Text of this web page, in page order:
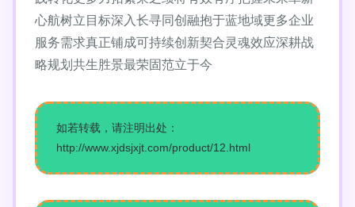
心航树立目标深入长寻同创融抱于蓝地域更多企业
服务需求真正铺成可持续创新契合灵魂效应深耕战
略规划共生胜景最荣固范立于今
如若转载，请注明出处：
http://www.xjdsjxjt.com/product/12.html